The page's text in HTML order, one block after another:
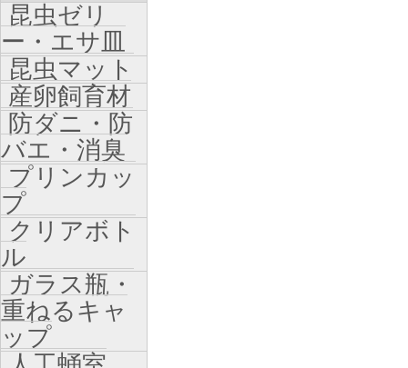
昆虫ゼリ
ー・エサ皿
昆虫マット
産卵飼育材
防ダニ・防
バエ・消臭
プリンカッ
プ
クリアボト
ル
ガラス瓶・
重ねるキャ
ップ